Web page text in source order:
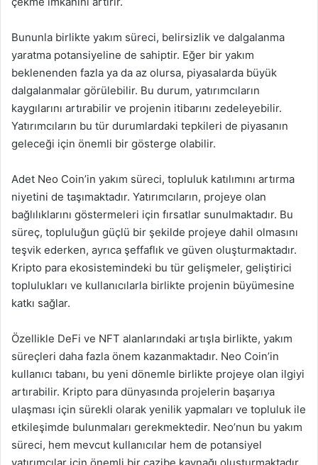
Bununla birlikte yakım süreci, belirsizlik ve dalgalanma
yaratma potansiyeline de sahiptir. Eğer bir yakım
beklenenden fazla ya da az olursa, piyasalarda büyük
dalgalanmalar görülebilir. Bu durum, yatırımcıların
kaygılarını artırabilir ve projenin itibarını zedeleyebilir.
Yatırımcıların bu tür durumlardaki tepkileri de piyasanın
geleceği için önemli bir gösterge olabilir.
Adet Neo Coin’in yakım süreci, topluluk katılımını artırma
niyetini de taşımaktadır. Yatırımcıların, projeye olan
bağlılıklarını göstermeleri için fırsatlar sunulmaktadır. Bu
süreç, topluluğun güçlü bir şekilde projeye dahil olmasını
teşvik ederken, ayrıca şeffaflık ve güven oluşturmaktadır.
Kripto para ekosistemindeki bu tür gelişmeler, geliştirici
toplulukları ve kullanıcılarla birlikte projenin büyümesine
katkı sağlar.
Özellikle DeFi ve NFT alanlarındaki artışla birlikte, yakım
süreçleri daha fazla önem kazanmaktadır. Neo Coin’in
kullanıcı tabanı, bu yeni dönemle birlikte projeye olan ilgiyi
artırabilir. Kripto para dünyasında projelerin başarıya
ulaşması için sürekli olarak yenilik yapmaları ve topluluk ile
etkileşimde bulunmaları gerekmektedir. Neo’nun bu yakım
süreci, hem mevcut kullanıcılar hem de potansiyel